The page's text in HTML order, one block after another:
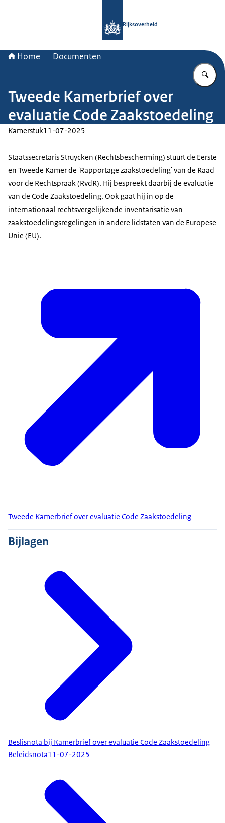
Rijksoverheid
Home Documenten
Tweede Kamerbrief over
evaluatie Code Zaakstoedeling
Kamerstuk11-07-2025
Staatssecretaris Struycken (Rechtsbescherming) stuurt de Eerste
en Tweede Kamer de 'Rapportage zaakstoedeling' van de Raad
voor de Rechtspraak (RvdR). Hij bespreekt daarbij de evaluatie
van de Code Zaakstoedeling. Ook gaat hij in op de
internationaal rechtsvergelijkende inventarisatie van
zaakstoedelingsregelingen in andere lidstaten van de Europese
Unie (EU).
Tweede Kamerbrief over evaluatie Code Zaakstoedeling
Bijlagen
Beslisnota bij Kamerbrief over evaluatie Code Zaakstoedeling
Beleidsnota11-07-2025